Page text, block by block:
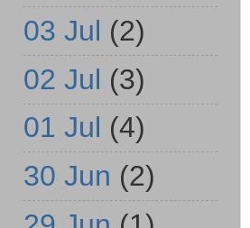
03 Jul (2)
02 Jul (3)
01 Jul (4)
30 Jun (2)